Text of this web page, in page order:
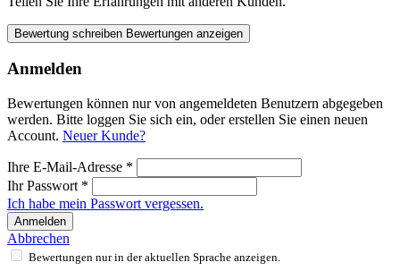
Bewertung schreiben Bewertungen anzeigen
Anmelden
Bewertungen können nur von angemeldeten Benutzern abgegeben
werden. Bitte loggen Sie sich ein, oder erstellen Sie einen neuen
Account. Neuer Kunde?
Ihre E-Mail-Adresse *
Ihr Passwort *
Ich habe mein Passwort vergessen.
Anmelden
Abbrechen
Bewertungen nur in der aktuellen Sprache anzeigen.